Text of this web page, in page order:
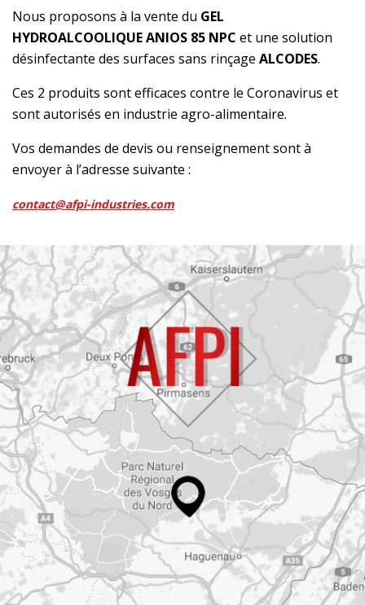
Nous proposons à la vente du GEL
HYDROALCOOLIQUE ANIOS 85 NPC et une solution
désinfectante des surfaces sans rinçage ALCODES.
Ces 2 produits sont efficaces contre le Coronavirus et
sont autorisés en industrie agro-alimentaire.
Vos demandes de devis ou renseignement sont à
envoyer à l’adresse suivante :
contact@afpi-industries.com